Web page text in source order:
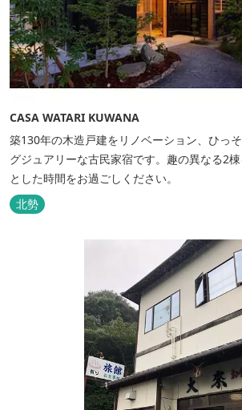
CASA WATARI KUWANA
築130年の木造戸建をリノベーション、ひっ
グジュアリーな古民家宿です。趣の異なる2
とした時間をお過ごしください。
北勢